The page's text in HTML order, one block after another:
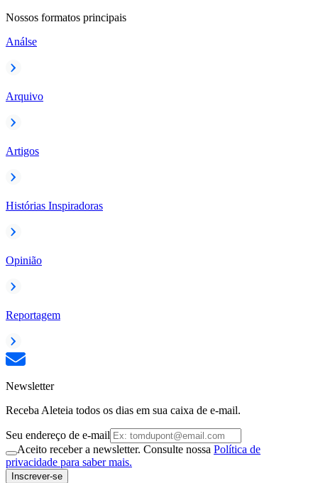
Nossos formatos principais
Análse
Arquivo
Artigos
Histórias Inspiradoras
Opinião
Reportagem
Newsletter
Receba Aleteia todos os dias em sua caixa de e-mail.
Seu endereço de e-mail
Aceito receber a newsletter. Consulte nossa Política de
privacidade para saber mais.
Inscrever-se